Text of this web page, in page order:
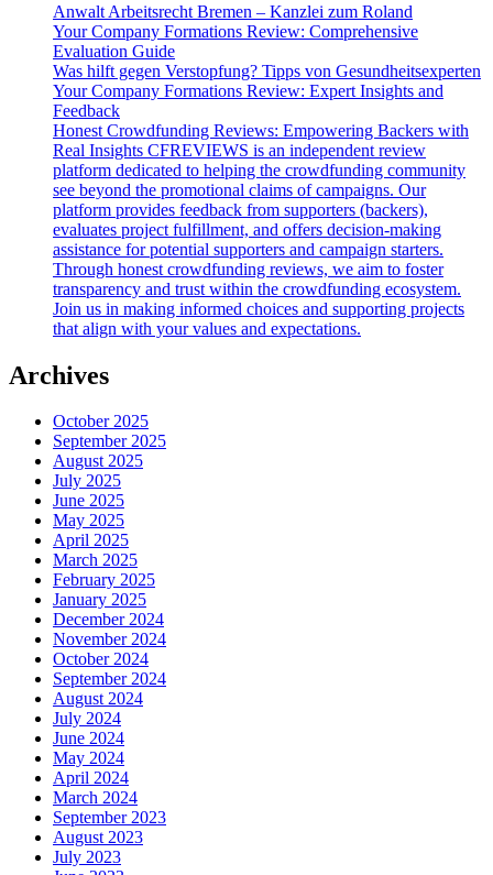
Anwalt Arbeitsrecht Bremen – Kanzlei zum Roland
Your Company Formations Review: Comprehensive
Evaluation Guide
Was hilft gegen Verstopfung? Tipps von Gesundheitsexperten
Your Company Formations Review: Expert Insights and
Feedback
Honest Crowdfunding Reviews: Empowering Backers with
Real Insights CFREVIEWS is an independent review
platform dedicated to helping the crowdfunding community
see beyond the promotional claims of campaigns. Our
platform provides feedback from supporters (backers),
evaluates project fulfillment, and offers decision-making
assistance for potential supporters and campaign starters.
Through honest crowdfunding reviews, we aim to foster
transparency and trust within the crowdfunding ecosystem.
Join us in making informed choices and supporting projects
that align with your values and expectations.
Archives
October 2025
September 2025
August 2025
July 2025
June 2025
May 2025
April 2025
March 2025
February 2025
January 2025
December 2024
November 2024
October 2024
September 2024
August 2024
July 2024
June 2024
May 2024
April 2024
March 2024
September 2023
August 2023
July 2023